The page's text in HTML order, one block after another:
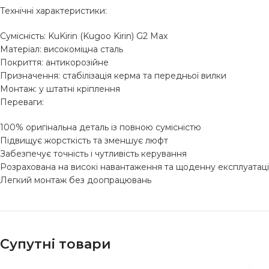
Технічні характеристики:
Сумісність: KuKirin (Kugoo Kirin) G2 Max
Матеріал: високоміцна сталь
Покриття: антикорозійне
Призначення: стабілізація керма та передньої вилки
Монтаж: у штатні кріплення
Переваги:
100% оригінальна деталь із повною сумісністю
Підвищує жорсткість та зменшує люфт
Забезпечує точність і чутливість керування
Розрахована на високі навантаження та щоденну
Легкий монтаж без доопрацювань
Супутні товари